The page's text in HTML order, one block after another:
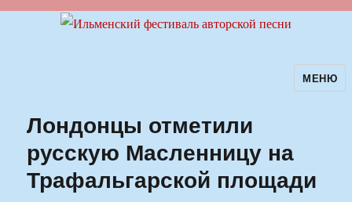
Ильменский фестиваль авторскойМЕНЮ
Лондонцы отметили
русскую Масленницу на
Трафальгарской площади